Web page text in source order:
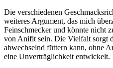
Die verschiedenen
weiteres⁢ Argument,⁢ das mich
Feinschmecker und könnte nicht
von Anifit sein. Die Vielfalt sorgt
⁣abwechselnd füttern kann, ohne
eine Unverträglichkeit ​entwickelt.